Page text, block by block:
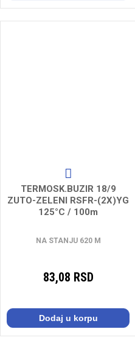
TERMOSK.BUZIR 18/9
ZUTO-ZELENI RSFR-(2X)YG
125°C / 100m
NA STANJU 620 M
83,08 RSD
Dodaj u korpu